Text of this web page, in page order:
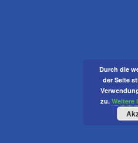
Durch die
der Seite
zu. Weitere